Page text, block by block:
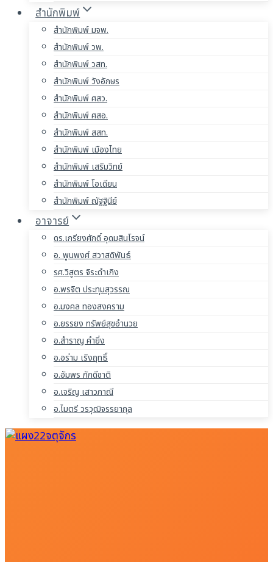
สำนักพิมพ์
สำนักพิมพ์ มจพ.
สำนักพิมพ์ วพ.
สำนักพิมพ์ วสท.
สำนักพิมพ์ วังอักษร
สำนักพิมพ์ ศสว.
สำนักพิมพ์ ศสอ.
สำนักพิมพ์ สสท.
สำนักพิมพ์ เมืองไทย
สำนักพิมพ์ เสริมวิทย์
สำนักพิมพ์ โอเดียน
สำนักพิมพ์ ณัฐฐินีย์
อาจารย์
ดร.เกรียงศักดิ์ อุดมสินโรจน์
อ. พูนพงศ์ สวาสดิพันธ์
รศ.วิสูตร จิระดำเกิง
อ.พรจิต ประทุมสุวรรณ
อ.มงคล ทองสงคราม
อ.ยรรยง ทรัพย์สุขอำนวย
อ.สำราญ คำยิ่ง
อ.อร่าม เริงฤทธิ์
อ.อัมพร ภักดีชาติ
อ.เจริญ เสาวภาณี
อ.ไมตรี วรวุฒิจรรยากุล